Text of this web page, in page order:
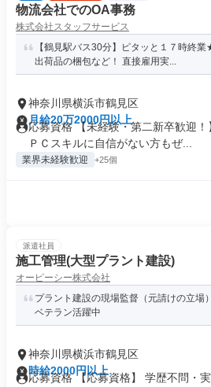
物流会社でのOA事務
株式会社スタッフサービス
【鶴見駅バス30分】ピタッと１７時終
出荷品の梱包など！ 直接雇用実...
神奈川県横浜市鶴見区
月給20万2000円以上
応募資格 【未経験・第二新卒歓迎
ＰＣスキルに自信がない方もぜ...
業界未経験歓迎 +25個
派遣社員
施工管理(大型プラント建設)
オーピーシー株式会社
プラント建設の現場監督（元請けの立場
ベテラン活躍中
神奈川県横浜市鶴見区
時給2000円以上
応募資格 【応募資格】 学歴不問・